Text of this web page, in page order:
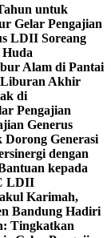
untuk
Gelar Pengajian
LDII Soreang
Huda
Alam di Pantai
Akhir
di
Pengajian
Generus
Generasi
dengan
kepada
LDII
Karimah,
Bandung Hadiri
Tingkatkan